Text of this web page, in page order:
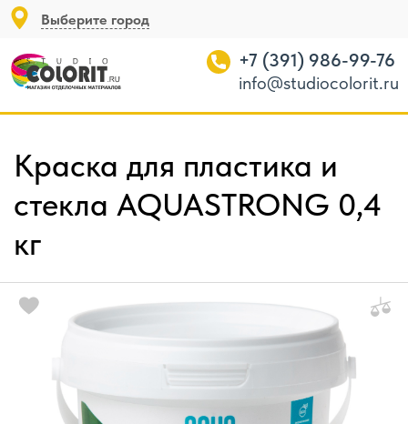
Выберите город
+7 (391) 986-99-76
info@studiocolorit.ru
Краска для пластика и
стекла AQUASTRONG 0,4
кг